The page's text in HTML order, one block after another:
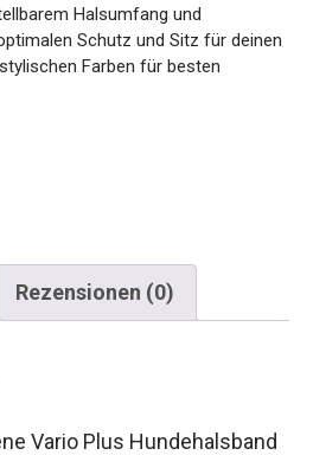
Halsumfang und
Schutz und Sitz für deinen
Farben für besten
Rezensionen (0)
Vario Plus Hundehalsband